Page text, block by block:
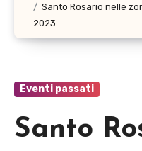
Santo Rosario nelle
2023
Eventi passati
Santo